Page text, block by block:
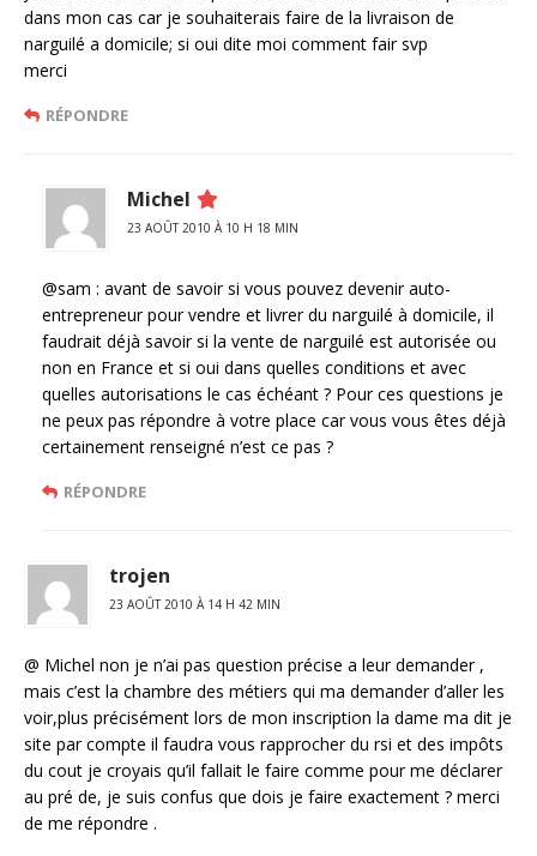
dans mon cas car je souhaiterais faire de la livraison de
narguilé a domicile; si oui dite moi comment fair svp
merci
RÉPONDRE
Michel
23 AOÛT 2010 À 10 H 18 MIN
@sam : avant de savoir si vous pouvez devenir auto-
entrepreneur pour vendre et livrer du narguilé à domicile, il
faudrait déjà savoir si la vente de narguilé est autorisée ou
non en France et si oui dans quelles conditions et avec
quelles autorisations le cas échéant ? Pour ces questions je
ne peux pas répondre à votre place car vous vous êtes déjà
certainement renseigné n’est ce pas ?
RÉPONDRE
trojen
23 AOÛT 2010 À 14 H 42 MIN
@ Michel non je n’ai pas question précise a leur demander ,
mais c’est la chambre des métiers qui ma demander d’aller les
voir,plus précisément lors de mon inscription la dame ma dit je
site par compte il faudra vous rapprocher du rsi et des impôts
du cout je croyais qu’il fallait le faire comme pour me déclarer
au pré de, je suis confus que dois je faire exactement ? merci
de me répondre .